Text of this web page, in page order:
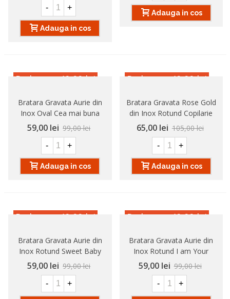
- +
Adauga in cos
Adauga in cos
Reducere-40,00 lei
Bratara Gravata Aurie din
Inox Oval Cea mai buna
Nora
59,00 lei 99,00 lei
- +
Adauga in cos
Reducere-40,00 lei
Bratara Gravata Rose Gold
din Inox Rotund Copilarie
65,00 lei 105,00 lei
- +
Adauga in cos
Reducere-40,00 lei
Bratara Gravata Aurie din
Inox Rotund Sweet Baby
59,00 lei 99,00 lei
- +
Reducere-40,00 lei
Bratara Gravata Aurie din
Inox Rotund I am Your
Father
59,00 lei 99,00 lei
- +